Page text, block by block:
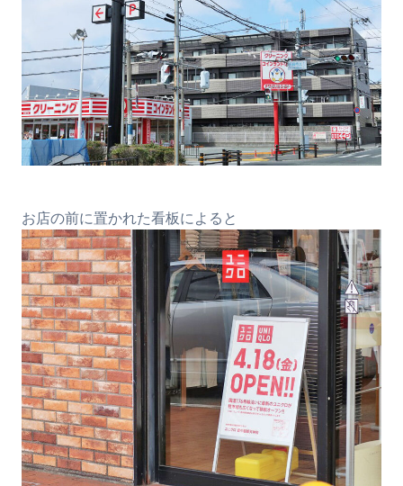
お店の前に置かれた看板によると